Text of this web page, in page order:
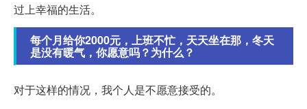
过上幸福的生活。
每个月给你2000元，上班不忙，天天坐在那，冬天
是没有暖气，你愿意吗？为什么？
对于这样的情况，我个人是不愿意接受的。